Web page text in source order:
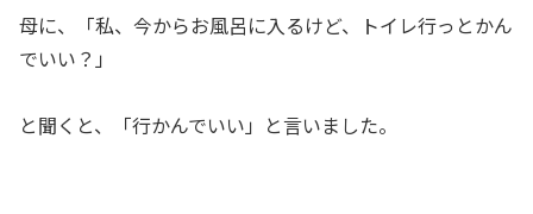
母に、「私、今からお風呂に入るけど、トイレ行っとかん
でいい？」
と聞くと、「行かんでいい」と言いました。